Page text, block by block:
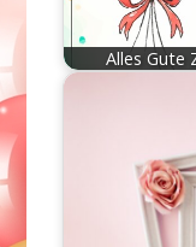
Alles Gute